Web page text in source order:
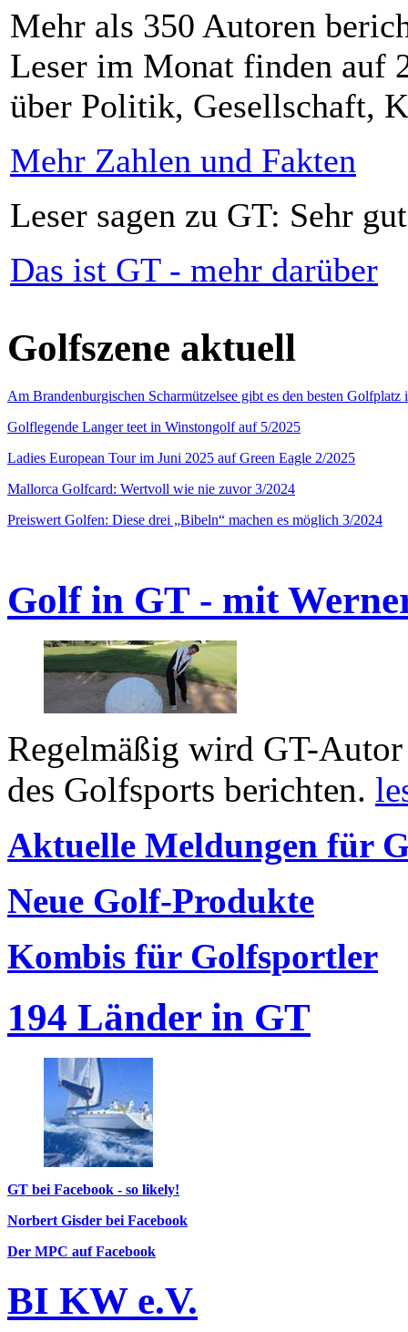
Mehr als 350 Autoren
Leser im Monat finden auf
über Politik, Gesellschaft,
Mehr Zahlen und Fakten
Leser sagen zu GT: Sehr
Das ist GT - mehr darüber
Golfszene aktuell
Am Brandenburgischen Scharmützelsee gibt es den besten
Golflegende Langer teet in Winstongolf auf 5/2025
Ladies European Tour im Juni 2025 auf Green Eagle 2/2025
Mallorca Golfcard: Wertvoll wie nie zuvor 3/2024
Preiswert Golfen: Diese drei „Bibeln“ machen es möglich 3/2024
Golf in GT - mit
Regelmäßig wird GT-
des Golfsports berichten.
Aktuelle Meldungen für
Neue Golf-Produkte
Kombis für Golfsportler
194 Länder in GT
GT bei Facebook - so likely!
Norbert Gisder bei Facebook
Der MPC auf Facebook
BI KW e.V.